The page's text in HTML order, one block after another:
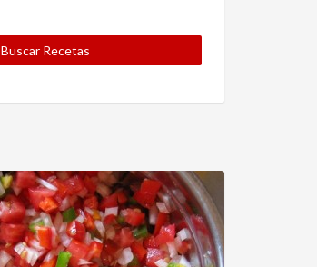
Buscar Recetas